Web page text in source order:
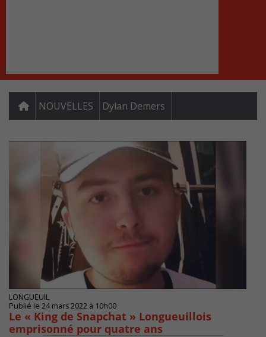
NOUVELLES Dylan Demers
LONGUEUIL
Publié le 24 mars 2022 à 10h00
Le « King de Snapchat » Longueuillois
emprisonné pour quatre ans